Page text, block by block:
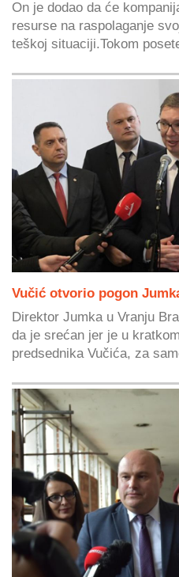
On je dodao da će
resurse na raspolaganje
teškoj situaciji.Tokom
Vučić otvorio pogon
Direktor Jumka u Vranju
da je srećan jer je u
predsednika Vučića, za